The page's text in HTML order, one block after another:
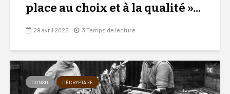
place au choix et à la qualité »...
29 avril 2026 3 Temps de lecture
CONSO DÉCRYPTAGE